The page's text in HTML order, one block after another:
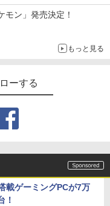
モン」発売決定！
もっと見る
ーする
載ゲーミングPCが7万
！